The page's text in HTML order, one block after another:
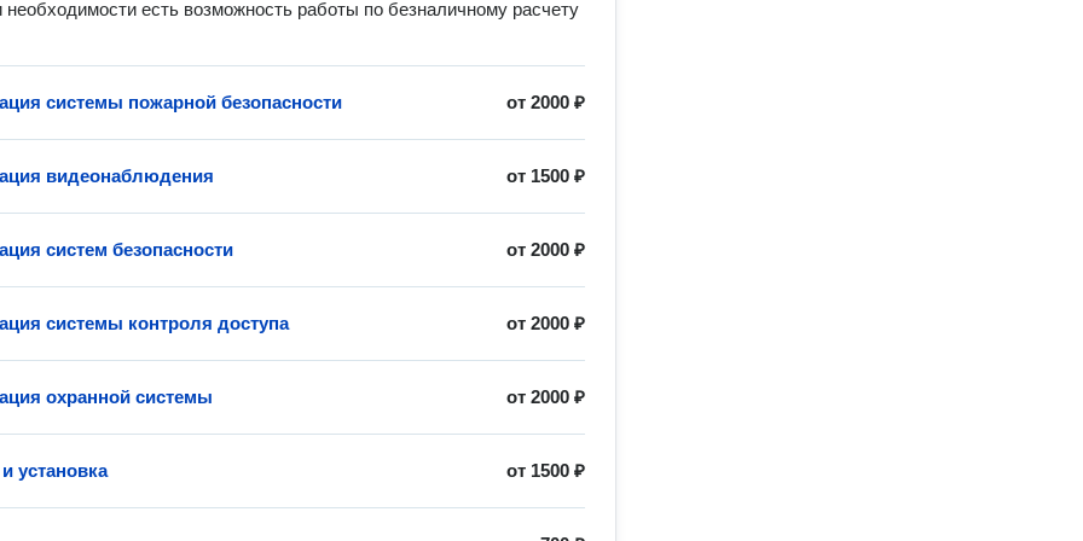
необходимости есть возможность работы по безналичному расчету
от2000 ₽
системы пожарной безопасности
от 1500 ₽
видеонаблюдения
от2000 ₽
систем безопасности
от2000 ₽
системы контроля доступа
от2000 ₽
охранной системы
от 1500 ₽
установка